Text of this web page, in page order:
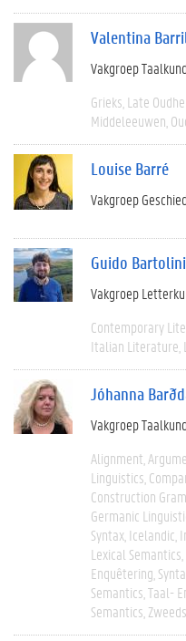
Valentina
Vakgroep
Grieks Late
Middeleeuwen
Louise Barré
Vakgroep
Guido Bartolini
Vakgroep
Contemporary
Italian Literature
Jóhanna
Vakgroep
Alignment
Linguistics
Construction
Germanic
Syntax Icelandic
Lexical Semantics
Enquêtering
Semantics Taal-
Semantics Zweeds